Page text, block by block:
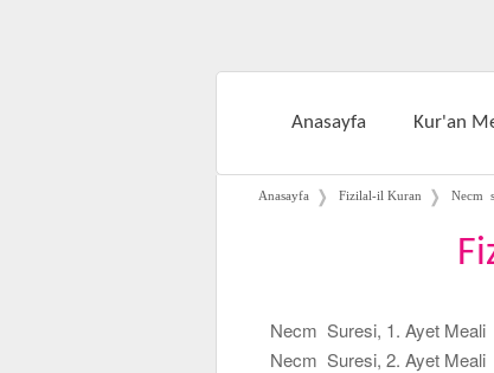
Anasayfa Kur'an
Anasayfa ❭ Fizilal-il Kuran ❭ Necm
Necm Suresi, 1. Ayet Meali
Necm Suresi, 2. Ayet Meali